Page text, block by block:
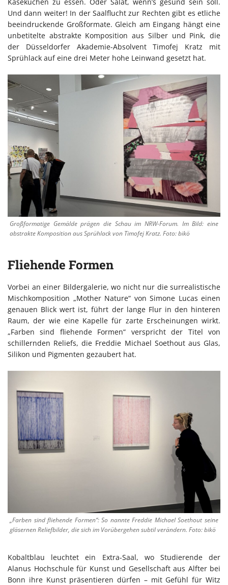
Und dann weiter! In der Saalflucht zur Rechten gibt es etliche
beeindruckende Großformate. Gleich am Eingang hängt eine
unbetitelte abstrakte Komposition aus Silber und Pink, die
der Düsseldorfer Akademie-Absolvent Timofej Kratz mit
Sprühlack auf eine drei Meter hohe Leinwand gesetzt hat.
Großformatige Gemälde prägen die Schau im NRW-Forum. Im Bild: eine
abstrakte Komposition aus Sprühlack von Timofej Kratz. Foto: bikö
Fliehende Formen
Vorbei an einer Bildergalerie, wo nicht nur die surrealistische
Mischkomposition „Mother Nature“ von Simone Lucas einen
genauen Blick wert ist, führt der lange Flur in den hinteren
Raum, der wie eine Kapelle für zarte Erscheinungen wirkt.
„Farben sind fliehende Formen“ verspricht der Titel von
schillernden Reliefs, die Freddie Michael Soethout aus Glas,
Silikon und Pigmenten gezaubert hat.
„Farben sind fliehende Formen“: So nannte Freddie Michael Soethout seine
gläsernen Reliefbilder, die sich im Vorübergehen subtil verändern. Foto: bikö
Kobaltblau leuchtet ein Extra-Saal, wo Studierende der
Alanus Hochschule für Kunst und Gesellschaft aus Alfter bei
Bonn ihre Kunst präsentieren dürfen – mit Gefühl für Witz